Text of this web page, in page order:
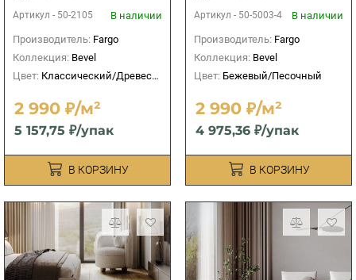
Артикул - 50-2105
В наличии
Производитель: Fargo
Коллекция: Bevel
Цвет: Классический/Древесный
2 990 ₽/м²
5 157,75 ₽/упак
В КОРЗИНУ
Артикул - 50-5003-4
В наличии
Производитель: Fargo
Коллекция: Bevel
Цвет: Бежевый/Песочный
2 990 ₽/м²
4 975,36 ₽/упак
В КОРЗИНУ